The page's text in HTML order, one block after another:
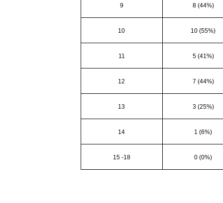
9 8 (44%)
10 10 (55%)
11 5 (41%)
12 7 (44%)
13 3 (25%)
14 1 (6%)
15 -18 0 (0%)